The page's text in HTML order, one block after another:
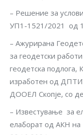
– Решение за
УП1-1521/2021 од
– Ажурирана
за геодетски
геодетска
изработен од
ДООЕЛ Скопје, со
– Известување за
елаборат од АКН